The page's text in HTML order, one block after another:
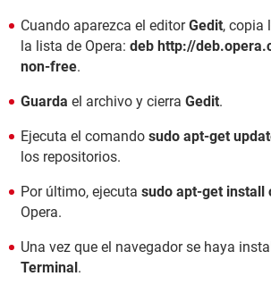
Cuando aparezca el editorGedit, copia
la lista de Opera: deb http://
non-free.
Guarda el archivo y cierra Gedit.
Ejecuta el comando sudo apt-get
los repositorios.
Por último, ejecuta sudo apt-get install
Opera.
Una vez que el navegador se haya
Terminal.